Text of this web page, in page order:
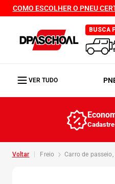
COMO ESCOLHER O PNEU
BUSCA
VER TUDO
freio carro de